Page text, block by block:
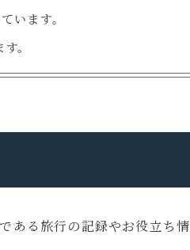
います。
。
ある旅行の記録やお役立ち